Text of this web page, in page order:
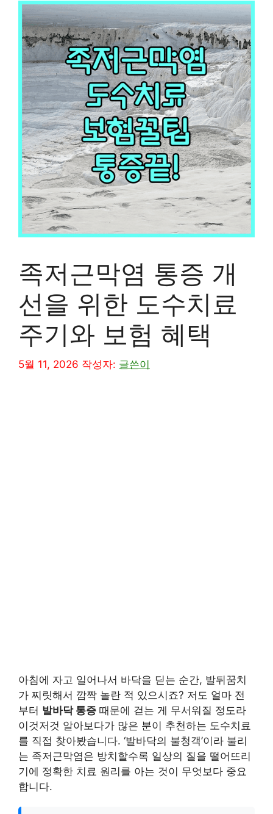
족저근막염 통증 개
선을 위한 도수치료
주기와 보험 혜택
5월 11, 2026 작성자: 글쓴이
아침에 자고 일어나서 바닥을 딛는 순간, 발뒤꿈치
가 찌릿해서 깜짝 놀란 적 있으시죠? 저도 얼마 전
부터 발바닥 통증 때문에 걷는 게 무서워질 정도라
이것저것 알아보다가 많은 분이 추천하는 도수치료
를 직접 찾아봤습니다. ‘발바닥의 불청객’이라 불리
는 족저근막염은 방치할수록 일상의 질을 떨어뜨리
기에 정확한 치료 원리를 아는 것이 무엇보다 중요
합니다.